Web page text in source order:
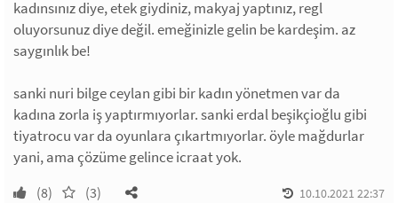
kadınsınız diye, etek giydiniz, makyaj yaptınız, regl
oluyorsunuz diye değil. emeğinizle gelin be kardeşim. az
saygınlık be!
sanki nuri bilge ceylan gibi bir kadın yönetmen var da
kadına zorla iş yaptırmıyorlar. sanki erdal beşikçioğlu gibi
tiyatrocu var da oyunlara çıkartmıyorlar. öyle mağdurlar
yani, ama çözüme gelince icraat yok.
(8) (3) 10.10.2021 22:37